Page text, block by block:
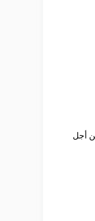
تصل إلى حوالى 5 دقائق و ذلك من أجل